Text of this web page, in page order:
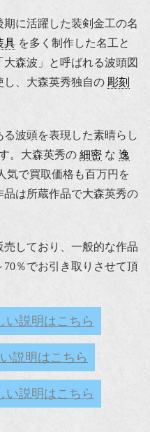
に活躍した装剣金工の名
具 を多く制作した名工と
森波」と呼ばれる波頭図
し、大森英秀独自の 彫刻
波頭を表現した素晴らし
。大森英秀の 細密 な 逸
気で買取価格も百万円を
は所蔵作品で大森英秀の
しており、一般的な作品
％でお引き取りさせて頂
い説明はこちら
説明はこちら
い説明はこちら